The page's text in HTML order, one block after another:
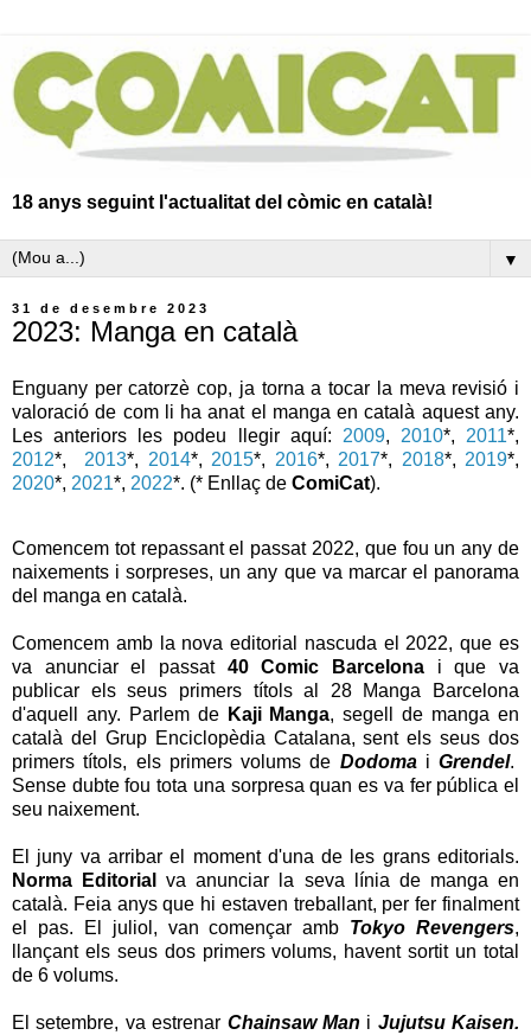
18 anys seguint l'actualitat del còmic en català!
▼
31 de desembre 2023
2023: Manga en català
Enguany per catorzè cop, ja torna a tocar la meva revisió i
valoració de com li ha anat el manga en català aquest any.
Les anteriors les podeu llegir aquí: 2009, 2010*, 2011*,
2012*, 2013*, 2014*, 2015*, 2016*, 2017*, 2018*, 2019*,
2020*, 2021*, 2022*. (* Enllaç de ComiCat).
Comencem tot repassant el passat 2022, que fou un any de
naixements i sorpreses, un any que va marcar el panorama
del manga en català.
Comencem amb la nova editorial nascuda el 2022, que es
va anunciar el passat 40 Comic Barcelona i que va
publicar els seus primers títols al 28 Manga Barcelona
d'aquell any. Parlem de Kaji Manga, segell de manga en
català del Grup Enciclopèdia Catalana, sent els seus dos
primers títols, els primers volums de Dodomai Grendel.
Sense dubte fou tota una sorpresa quan es va fer pública el
seu naixement.
El juny va arribar el moment d'una de les grans editorials.
Norma Editorial
va anunciar la seva línia de manga en
català. Feia anys que hi estaven treballant, per fer finalment
el pas. El juliol, van començar amb Tokyo Revengers,
llançant els seus dos primers volums, havent sortit un total
de 6 volums.
El setembre, va estrenar Chainsaw Man i Jujutsu Kaisen.